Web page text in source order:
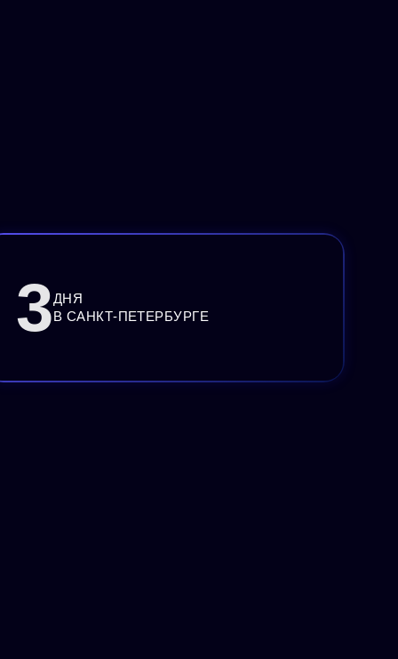
3ДНЯ
В САНКТ-ПЕТЕРБУРГЕ